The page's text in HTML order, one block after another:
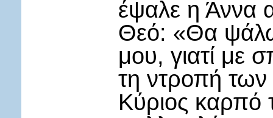
έψαλε η Άννα
Θεό: «Θα
μου, γιατί με
τη ντροπή
Κύριος καρπό